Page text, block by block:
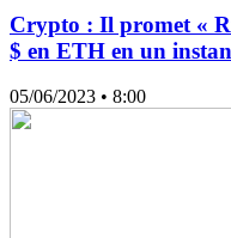
Crypto : Il promet «
$ en ETH en un
05/06/2023 • 8:00